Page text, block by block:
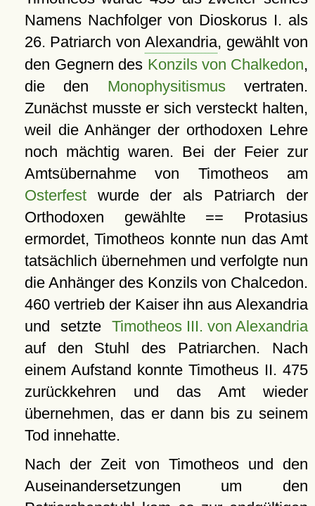
Namens Nachfolger von Dioskorus I. als
26. Patriarch vonAlexandria, gewählt von
den Gegnern des Konzils von Chalkedon,
die den Monophysitismusvertraten.
Zunächst musste er sich versteckt halten,
weil die Anhänger der orthodoxen Lehre
noch mächtig waren. Bei der Feier zur
Amtsübernahme von Timotheos am
Osterfestwurde der als Patriarch der
Orthodoxen gewählte == Protasius
ermordet, Timotheos konnte nun das Amt
tatsächlich übernehmen und verfolgte nun
die Anhänger des Konzils von Chalcedon.
460 vertrieb der Kaiser ihn aus Alexandria
und setzte Timotheos III. von Alexandria
auf den Stuhl des Patriarchen. Nach
einem Aufstand konnte Timotheus II. 475
zurückkehren und das Amt wieder
übernehmen, das er dann bis zu seinem
Tod innehatte.
Nach der Zeit von Timotheos und den
Auseinandersetzungen um den